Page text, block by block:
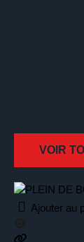
VOIR
Ajouter au